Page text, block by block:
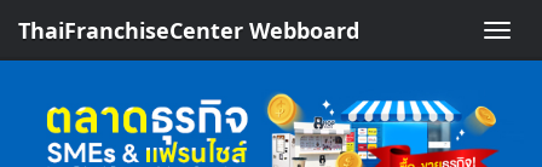
Toggle
ThaiFranchiseCenter Webboard